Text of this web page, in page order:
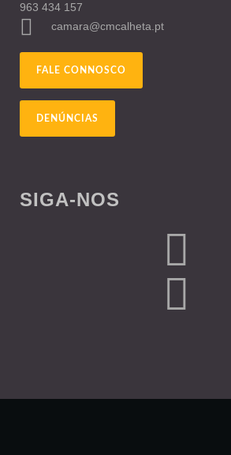
963 434 157
camara@cmcalheta.pt
FALE CONNOSCO
DENÚNCIAS
SIGA-NOS